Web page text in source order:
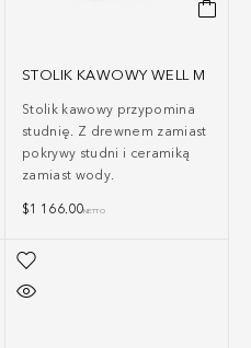
STOLIK KAWOWY WELL M
Stolik kawowy przypomina
studnię. Z drewnem zamiast
pokrywy studni i ceramiką
zamiast wody.
$1 166.00NETTO